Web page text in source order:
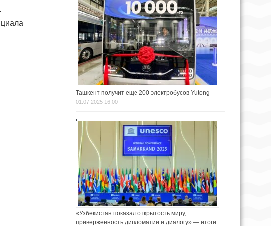
Ташкент получит ещё 200 электробусов Yutong
01.07.2025 16:00
«Узбекистан показал открытость миру,
приверженность дипломатии и диалогу» — итоги